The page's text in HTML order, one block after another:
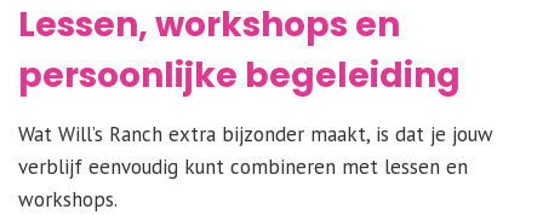
Lessen, workshops en
persoonlijke begeleiding
Wat Will’s Ranch extra bijzonder maakt, is dat je jouw
verblijf eenvoudig kunt combineren met lessen en
workshops.